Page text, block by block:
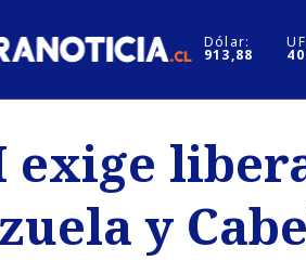
Dólar:
913,88
Internacional
Motores
exige
y